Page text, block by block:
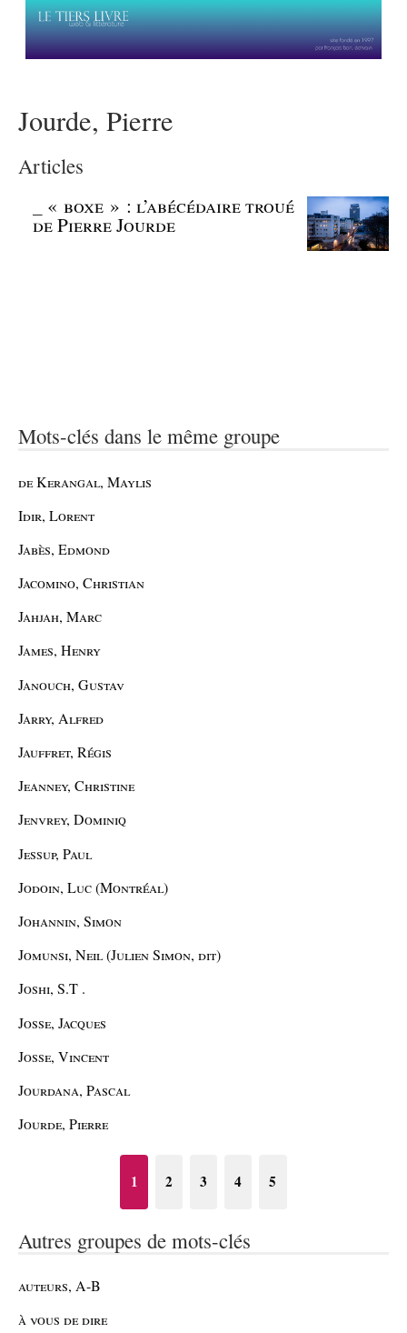
Jourde, Pierre
Articles
« boxe » : l’abécédaire troué
de Pierre Jourde
Mots-clés dans le même groupe
de Kerangal, Maylis
Idir, Lorent
Jabès, Edmond
Jacomino, Christian
Jahjah, Marc
James, Henry
Janouch, Gustav
Jarry, Alfred
Jauffret, Régis
Jeanney, Christine
Jenvrey, Dominiq
Jessup, Paul
Jodoin, Luc (Montréal)
Johannin, Simon
Jomunsi, Neil (Julien Simon, dit)
Joshi, S.T .
Josse, Jacques
Josse, Vincent
Jourdana, Pascal
Jourde, Pierre
1 2 3 4 5
Autres groupes de mots-clés
auteurs, A-B
à vous de dire